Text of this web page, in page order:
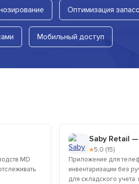
Оптимизация
Мобильный доступ
MD
Saby Retail
★5,0 (15)
Приложение для
инвентаризации без
для складского учета: